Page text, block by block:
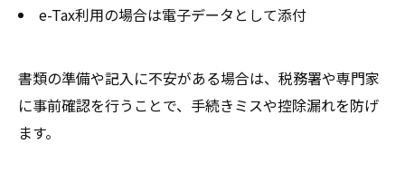
e-Tax利用の場合は電子データとして添付
書類の準備や記入に不安がある場合は、税務署や専門家
に事前確認を行うことで、手続きミスや控除漏れを防げ
ます。